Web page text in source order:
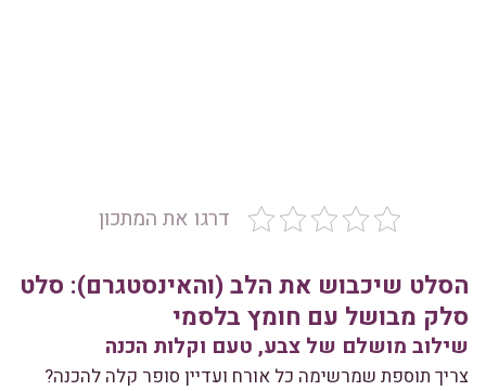
דרגו את המתכון
הסלט שיכבוש את הלב (והאינסטגרם): סלט
סלק מבושל עם חומץ בלסמי
שילוב מושלם של צבע, טעם וקלות הכנה
צריך תוספת שמרשימה כל אורח ועדיין סופר קלה להכנה?